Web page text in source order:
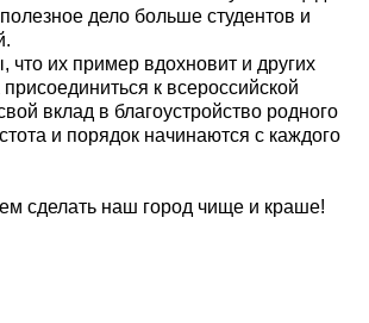
дело больше студентов и
что их пример вдохновит и других
к всероссийской
вклад в благоустройство родного
и порядок начинаются с каждого
сделать наш город чище и краше!